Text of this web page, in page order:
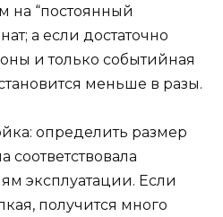
на “постоянный
а если достаточно
и только событийная
меньше в разы.
определить размер
соответствовала
эксплуатации. Если
получится много